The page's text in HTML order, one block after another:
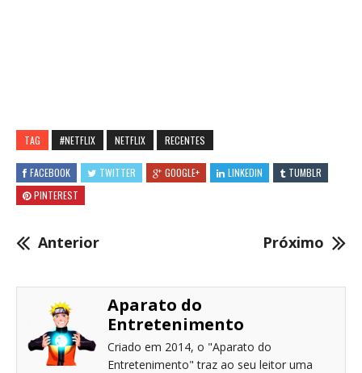
TAG #NETFLIX NETFLIX RECENTES
FACEBOOK TWITTER GOOGLE+ LINKEDIN
TUMBLR
PINTEREST
Anterior Próximo
Aparato do
Entretenimento
Criado em 2014, o "Aparato do
Entretenimento" traz ao seu leitor uma